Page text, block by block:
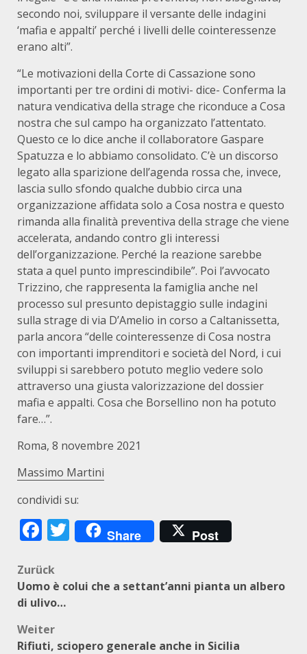
secondo noi, sviluppare il versante delle indagini
‘mafia e appalti’ perché i livelli delle cointeressenze
erano alti”.
“Le motivazioni della Corte di Cassazione sono
importanti per tre ordini di motivi- dice- Conferma la
natura vendicativa della strage che riconduce a Cosa
nostra che sul campo ha organizzato l’attentato.
Questo ce lo dice anche il collaboratore Gaspare
Spatuzza e lo abbiamo consolidato. C’è un discorso
legato alla sparizione dell’agenda rossa che, invece,
lascia sullo sfondo qualche dubbio circa una
organizzazione affidata solo a Cosa nostra e questo
rimanda alla finalità preventiva della strage che viene
accelerata, andando contro gli interessi
dell’organizzazione. Perché la reazione sarebbe
stata a quel punto imprescindibile”. Poi l’avvocato
Trizzino, che rappresenta la famiglia anche nel
processo sul presunto depistaggio sulle indagini
sulla strage di via D’Amelio in corso a Caltanissetta,
parla ancora “delle cointeressenze di Cosa nostra
con importanti imprenditori e società del Nord, i cui
sviluppi si sarebbero potuto meglio vedere solo
attraverso una giusta valorizzazione del dossier
mafia e appalti. Cosa che Borsellino non ha potuto
fare…”.
Roma, 8 novembre 2021
Massimo Martini
condividi su:
Facebook
Twitter
Share Post
Beitragsnavigation
Zurück
Uomo è colui che a settant’anni pianta un albero
di ulivo…
Weiter
Rifiuti, sciopero generale anche in Sicilia